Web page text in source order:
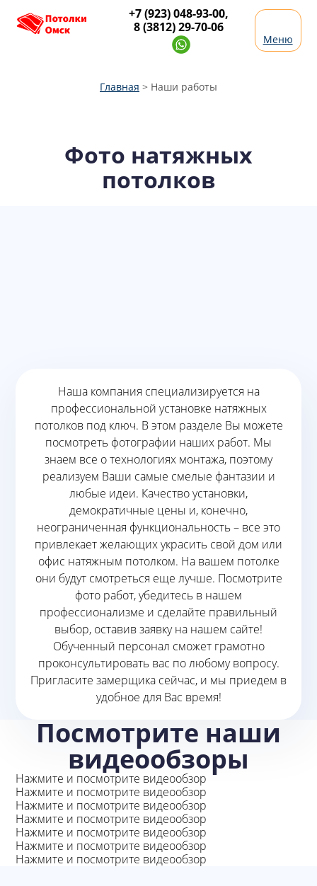
+7 (923) 048-93-00,
8 (3812) 29-70-06
Меню
Главная > Наши работы
Фото натяжных
потолков
Наша компания специализируется на
профессиональной установке натяжных
потолков под ключ. В этом разделе Вы можете
посмотреть фотографии наших работ. Мы
знаем все о технологиях монтажа, поэтому
реализуем Ваши самые смелые фантазии и
любые идеи. Качество установки,
демократичные цены и, конечно,
неограниченная функциональность – все это
привлекает желающих украсить свой дом или
офис натяжным потолком. На вашем потолке
они будут смотреться еще лучше. Посмотрите
фото работ, убедитесь в нашем
профессионализме и сделайте правильный
выбор, оставив заявку на нашем сайте!
Обученный персонал сможет грамотно
проконсультировать вас по любому вопросу.
Пригласите замерщика сейчас, и мы приедем в
удобное для Вас время!
Посмотрите наши
видеообзоры
Нажмите и посмотрите видеообзор
Нажмите и посмотрите видеообзор
Нажмите и посмотрите видеообзор
Нажмите и посмотрите видеообзор
Нажмите и посмотрите видеообзор
Нажмите и посмотрите видеообзор
Нажмите и посмотрите видеообзор